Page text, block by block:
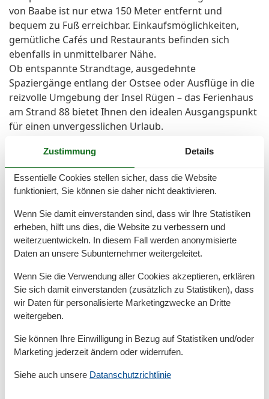
von Baabe ist nur etwa 150 Meter entfernt und
bequem zu Fuß erreichbar. Einkaufsmöglichkeiten,
gemütliche Cafés und Restaurants befinden sich
ebenfalls in unmittelbarer Nähe.
Ob entspannte Strandtage, ausgedehnte
Spaziergänge entlang der Ostsee oder Ausflüge in die
reizvolle Umgebung der Insel Rügen – das Ferienhaus
am Strand 88 bietet Ihnen den idealen Ausgangspunkt
für einen unvergesslichen Urlaub.
und Handtücher sind selber mitzubringen.
*Bitte beachten Sie, dass die gezeigten Bilder derzeit
nicht dem aktuellen Stand entsprechen. Die Fotos
werden aktualisiert. Wir danken Ihnen für Ihr
Verständnis.
Raumaufteilung
2 x Einzelbett - Size: 90-130 cm
Schlafzimmer
2 x Einzelbett - Size: 90-130 cm
Wohn-/Schlafzimmer
Gesamte Ausstattung
Zustimmung Details
Essentielle Cookies stellen sicher, dass die Website
funktioniert, Sie können sie daher nicht deaktivieren.
Wenn Sie damit einverstanden sind, dass wir Ihre Statistiken
erheben, hilft uns dies, die Website zu verbessern und
weiterzuentwickeln. In diesem Fall werden anonymisierte
Daten an unsere Subunternehmer weitergeleitet.
Wenn Sie die Verwendung aller Cookies akzeptieren, erklären
Sie sich damit einverstanden (zusätzlich zu Statistiken), dass
wir Daten für personalisierte Marketingzwecke an Dritte
weitergeben.
Sie können Ihre Einwilligung in Bezug auf Statistiken und/oder
Marketing jederzeit ändern oder widerrufen.
Siehe auch unsere Datanschutzrichtlinie